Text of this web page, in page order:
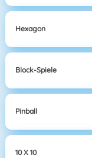
Hexagon
Block-Spiele
Pinball
10 X 10